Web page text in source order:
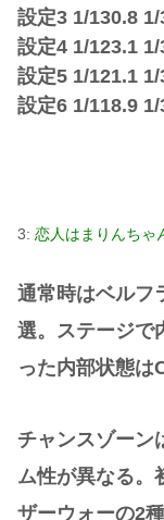
設定3 1/130.8
設定4 1/123.1
設定5 1/121.1
設定6 1/118.9
3: 恋人はまりんちゃ
通常時はベルフ
選。ステージで
った内部状態は
チャンスゾーン
ム性が異なる。
ザーウォーの2